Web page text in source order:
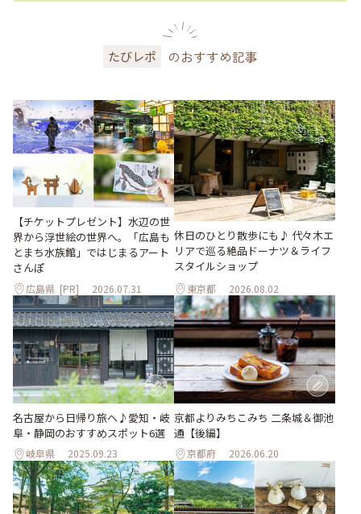
たびレポ のおすすめ記事
【チケットプレゼント】水辺の世
界から浮世絵の世界へ。「広島も
とまち水族館」ではじまるアート
さんぽ
広島県 [PR] 2026.07.31
休日のひとり散歩にも♪ 代々木エ
リアで巡る絶品ドーナツ＆ライフ
スタイルショップ
東京都 2026.08.02
名古屋から日帰り旅へ♪愛知・岐
阜・静岡のおすすめスポット6選
岐阜県 2025.09.23
京都よりみちこみち 二条城＆御池
通【後編】
京都府 2026.06.20